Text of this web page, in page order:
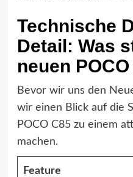
Technische
Detail: Was
neuen
Bevor wir uns den
wir einen Blick auf die
POCO C85 zu einem
machen.
Feature